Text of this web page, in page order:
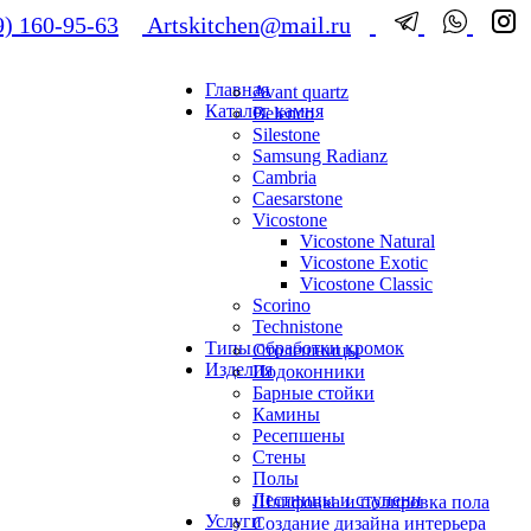
160-95-63 Artskitchen@mail.ru
Главная
Каталог камня
Avant quartz
Belenco
Silestone
Samsung Radianz
Сambria
Сaesarstone
Vicostone
Vicostone Natural
Vicostone Exotic
Vicostone Classic
Scorino
Technistone
Типы обработки кромок
Изделия
Столешницы
Подоконники
Барные стойки
Камины
Ресепшены
Стены
Полы
Лестницы и ступени
Услуги
Шлифовка и полировка пола
Создание дизайна интерьера